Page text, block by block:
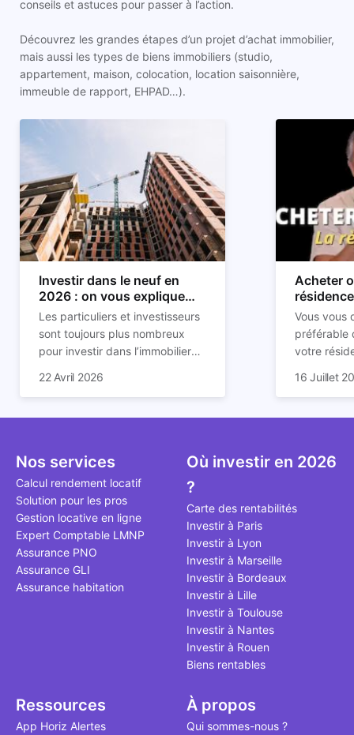
conseils et astuces pour passer à l’action.
Découvrez les grandes étapes d’un projet d’achat immobilier,
mais aussi les types de biens immobiliers (studio,
appartement, maison, colocation, location saisonnière,
immeuble de rapport, EHPAD…).
Investir dans le neuf en
2026 : on vous explique
tout !
Les particuliers et investisseurs
sont toujours plus nombreux
pour investir dans l’immobilier
nombreux avantages à choisir
expliquons tout dans cet article.
22 Avril 2026
Acheter
règle
Vous vous
préférable
votre
finance
simple, la
seulement
éviter des
secret
l'argent
principale
avenir".
études et
16 Juillet
Nos services
Calcul rendement locatif
Solution pour les pros
Gestion locative en ligne
Expert Comptable LMNP
Assurance PNO
Assurance GLI
Assurance habitation
Où investir en 2026
?
Carte des rentabilités
Investir à Paris
Investir à Lyon
Investir à Marseille
Investir à Bordeaux
Investir à Lille
Investir à Toulouse
Investir à Nantes
Investir à Rouen
Biens rentables
Ressources
App Horiz Alertes
À propos
Qui sommes-nous ?